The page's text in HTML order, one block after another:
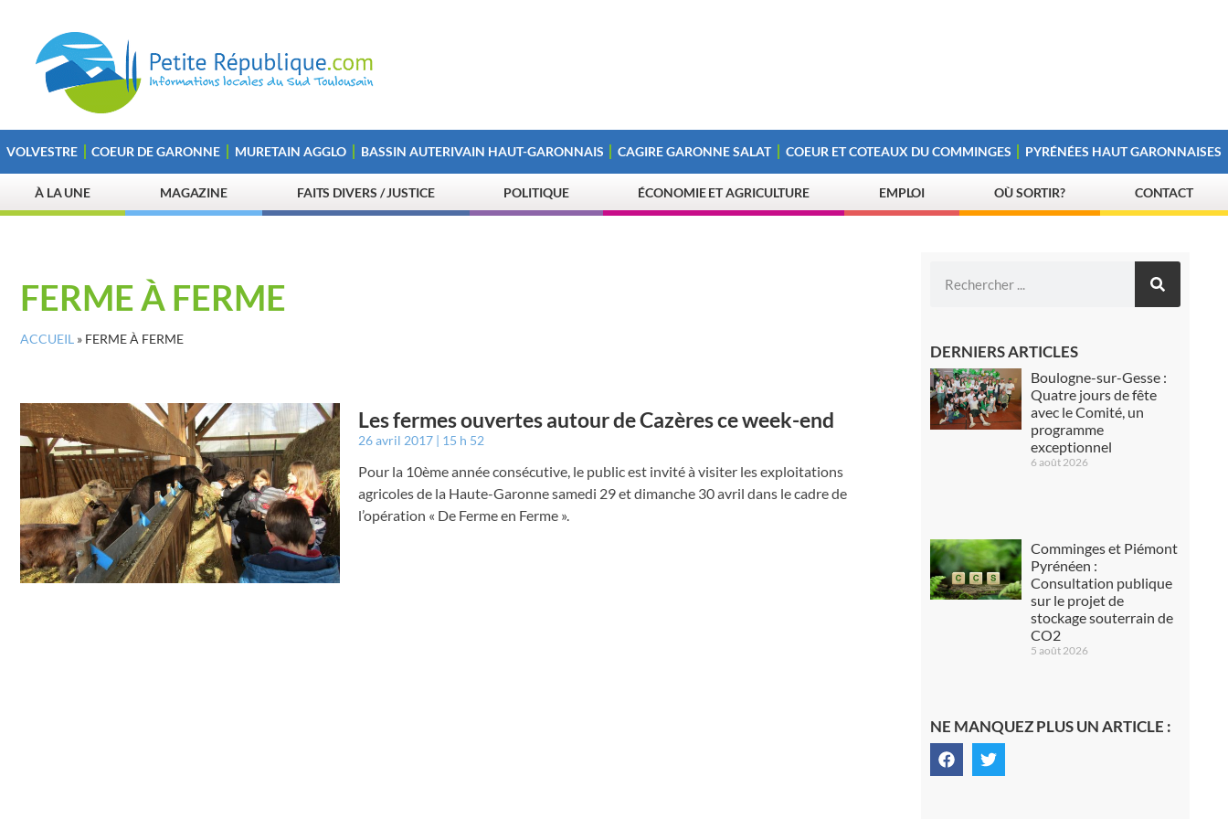
VOLVESTRE COEUR DE GARONNE MURETAIN AGGLO BASSIN AUTERIVAIN HAUT-GARONNAIS CAGIRE GARONNE SALAT COEUR ET COTEAUX DU COMMINGES PYRÉNÉES HAUT GARONNAISES
À LA UNE MAGAZINE FAITS DIVERS / JUSTICE POLITIQUE ÉCONOMIE ET AGRICULTURE EMPLOI OÙ SORTIR? CONTACT
FERME À FERME
ACCUEIL » FERME À FERME
Les fermes ouvertes autour de Cazères ce week-end
26 avril 2017 15 h 52
Pour la 10ème année consécutive, le public est invité à visiter les exploitations
agricoles de la Haute-Garonne samedi 29 et dimanche 30 avril dans le cadre de
l’opération « De Ferme en Ferme ».
DERNIERS ARTICLES
Boulogne-sur-Gesse :
Quatre jours de fête
avec le Comité, un
programme
exceptionnel
6 août 2026
Comminges et Piémont
Pyrénéen :
Consultation publique
sur le projet de
stockage souterrain de
CO2
5 août 2026
NE MANQUEZ PLUS UN ARTICLE :